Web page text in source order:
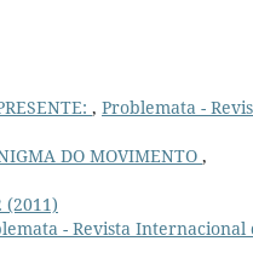
, Problemata -
DO MOVIMENTO ,
- Revista Internacional